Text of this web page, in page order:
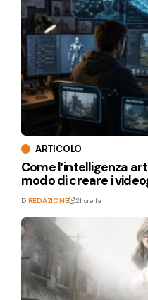
ARTICOLO
Come l’intelligenza
modo di creare i
DiREDAZIONE 21 ore fa